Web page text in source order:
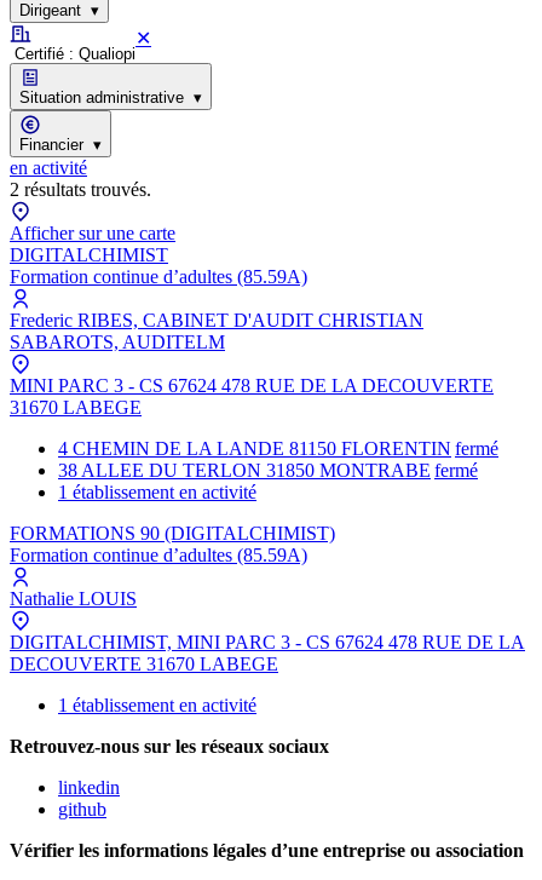
Dirigeant ▾
Certifié : Qualiopi
✕
Situation administrative ▾
Financier▾
en activité
Résultats de recherche
2 résultats trouvés.
Afficher sur une carte
DIGITALCHIMIST
Formation continue d’adultes (85.59A)
Frederic RIBES, CABINET D'AUDIT CHRISTIAN
SABAROTS, AUDITELM
MINI PARC 3 - CS 67624 478 RUE DE LA DECOUVERTE
31670 LABEGE
4 CHEMIN DE LA LANDE 81150 FLORENTIN fermé
38 ALLEE DU TERLON 31850 MONTRABE fermé
1 établissement en activité
FORMATIONS 90 (DIGITALCHIMIST)
Formation continue d’adultes (85.59A)
Nathalie LOUIS
DIGITALCHIMIST, MINI PARC 3 - CS 67624 478 RUE DE LA
DECOUVERTE 31670 LABEGE
1 établissement en activité
Retrouvez-nous sur les réseaux sociaux
linkedin
github
Vérifier les informations légales d’une entreprise ou association